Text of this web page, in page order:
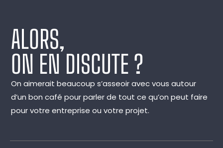
ALORS,
ON EN DISCUTE ?
On aimerait beaucoup s’asseoir avec vous autour
d’un bon café pour parler de tout ce qu’on peut faire
pour votre entreprise ou votre projet.